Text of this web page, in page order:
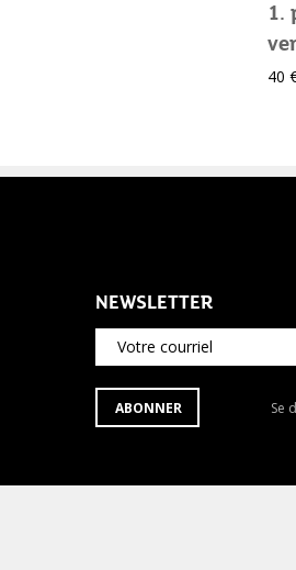
1.
40
NEWSLETTER
Votre courriel
S'ABONNER
À
ABONNER
Se
Se